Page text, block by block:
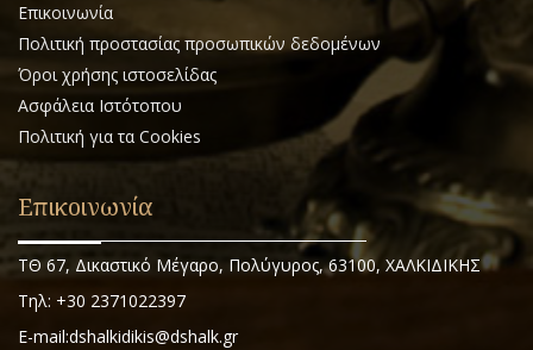
Επικοινωνία
Πολιτική προστασίας προσωπικών δεδομένων
Όροι χρήσης ιστοσελίδας
Ασφάλεια Ιστότοπου
Πολιτική για τα Cookies
Επικοινωνία
ΤΘ 67, Δικαστικό Μέγαρο, Πολύγυρος, 63100, ΧΑΛΚΙΔΙΚΗΣ
Τηλ: +30 2371022397
E-mail:dshalkidikis@dshalk.gr